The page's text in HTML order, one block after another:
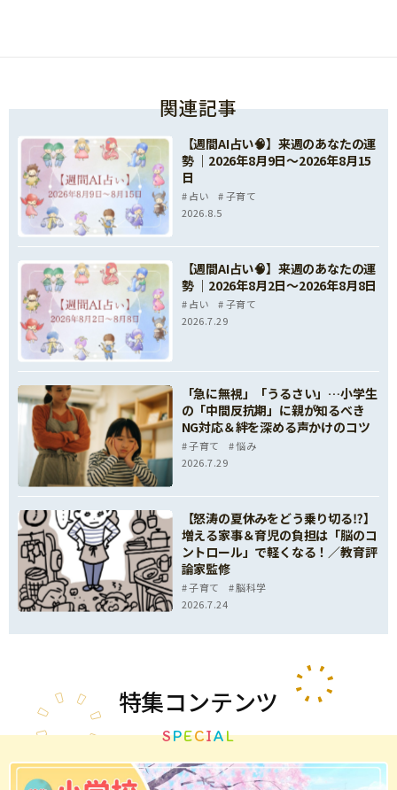
関連記事
【週間AI占い🧠】来週のあなたの運
勢 ｜2026年8月9日〜2026年8月15
日
占い
子育て
2026.8.5
【週間AI占い🧠】来週のあなたの運
勢 ｜2026年8月2日〜2026年8月8日
占い
子育て
2026.7.29
「急に無視」「うるさい」…小学生
の「中間反抗期」に親が知るべき
NG対応＆絆を深める声かけのコツ
子育て
悩み
2026.7.29
【怒涛の夏休みをどう乗り切る⁉】
増える家事＆育児の負担は「脳のコ
ントロール」で軽くなる！／教育評
論家監修
子育て
脳科学
2026.7.24
特集コンテンツ
SPECIAL